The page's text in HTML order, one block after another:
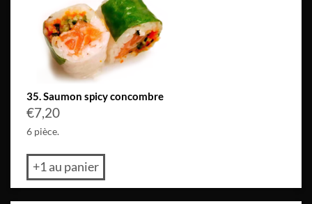
35. Saumon spicy concombre
€7,20
6 pièce.
+1 au panier